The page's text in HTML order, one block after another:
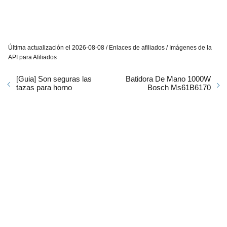
Última actualización el 2026-08-08 / Enlaces de afiliados / Imágenes de la
API para Afiliados
[Guia] Son seguras las
tazas para horno
Batidora De Mano 1000W
Bosch Ms61B6170